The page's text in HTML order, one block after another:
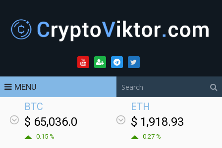
MENU
BTC
$ 65,036.0
0.15 %
ETH
$ 1,918.93
0.27 %